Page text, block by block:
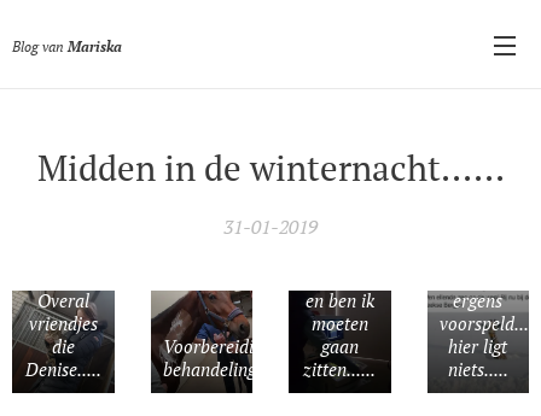
Blog van Mariska
Midden in de winternacht......
31-01-2019
Overal
vriendjes
die
Denise.....
Voorbereiding
behandeling.....
Tijdens
trok mijn
en ben ik
moeten
gaan
zitten......
ergens
hier ligt
niets.....